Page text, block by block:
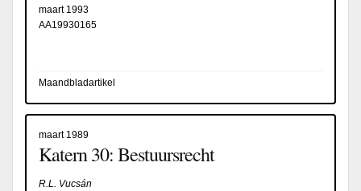
maart 1993
AA19930165
Maandbladartikel
maart 1989
Katern 30: Bestuursrecht
R.L. Vucsán